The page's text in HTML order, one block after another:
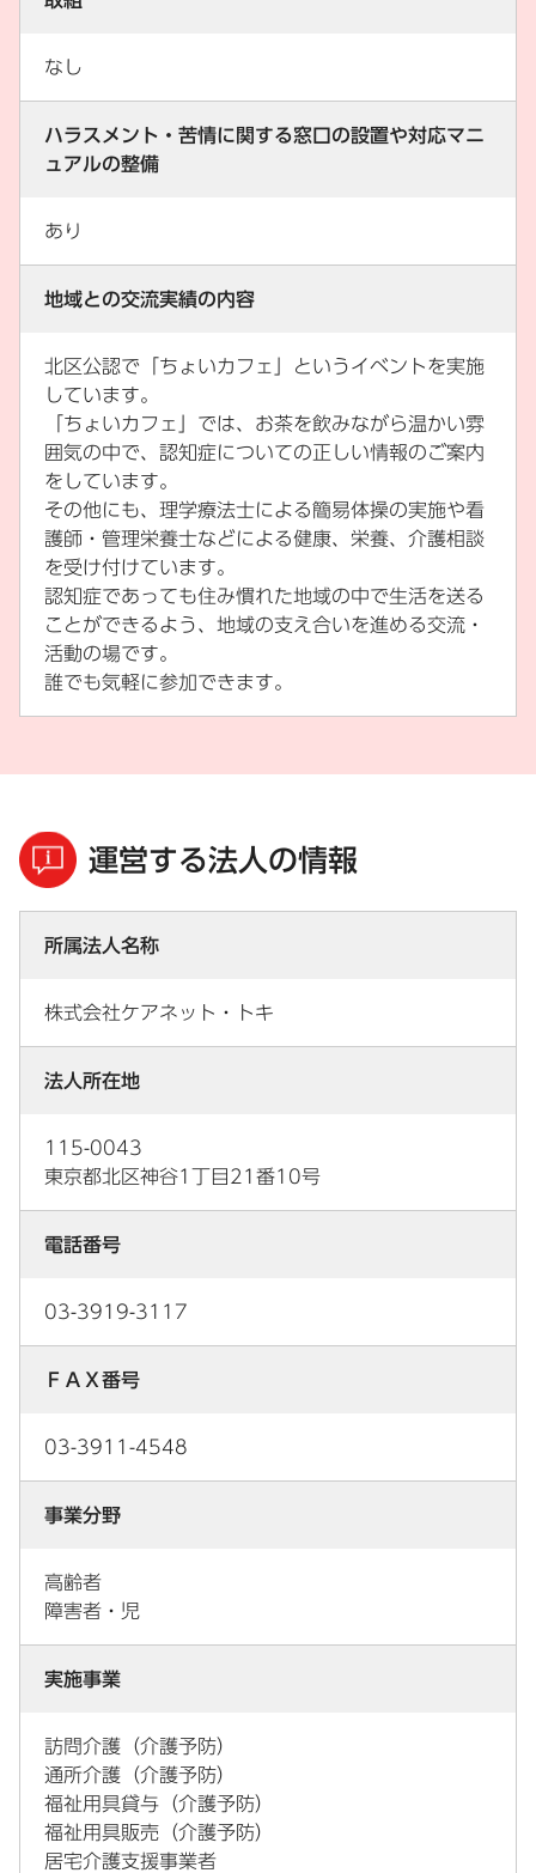
なし
ハラスメント・苦情に関する窓口の設置や対応マニ
ュアルの整備
あり
地域との交流実績の内容
北区公認で「ちょいカフェ」というイベントを実施
しています。
「ちょいカフェ」では、お茶を飲みながら温かい雰
囲気の中で、認知症についての正しい情報のご案内
をしています。
その他にも、理学療法士による簡易体操の実施や看
護師・管理栄養士などによる健康、栄養、介護相談
を受け付けています。
認知症であっても住み慣れた地域の中で生活を送る
ことができるよう、地域の支え合いを進める交流・
活動の場です。
誰でも気軽に参加できます。
運営する法人の情報
所属法人名称
株式会社ケアネット・トキ
法人所在地
115-0043
東京都北区神谷1丁目21番10号
電話番号
03-3919-3117
ＦＡＸ番号
03-3911-4548
事業分野
高齢者
障害者・児
実施事業
訪問介護（介護予防）
通所介護（介護予防）
福祉用具貸与（介護予防）
福祉用具販売（介護予防）
居宅介護支援事業者